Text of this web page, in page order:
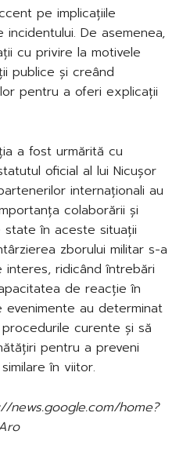
pe implicațiile
De asemenea,
cu privire la motivele
publice și creând
pentru a oferi explicații
a fost urmărită cu
oficial al lui Nicușor
internaționali au
colaborării și
în aceste situații
zborului militar s-a
ridicând întrebări
de reacție în
au determinat
curente și să
pentru a preveni
în viitor.
news.google.com/home?